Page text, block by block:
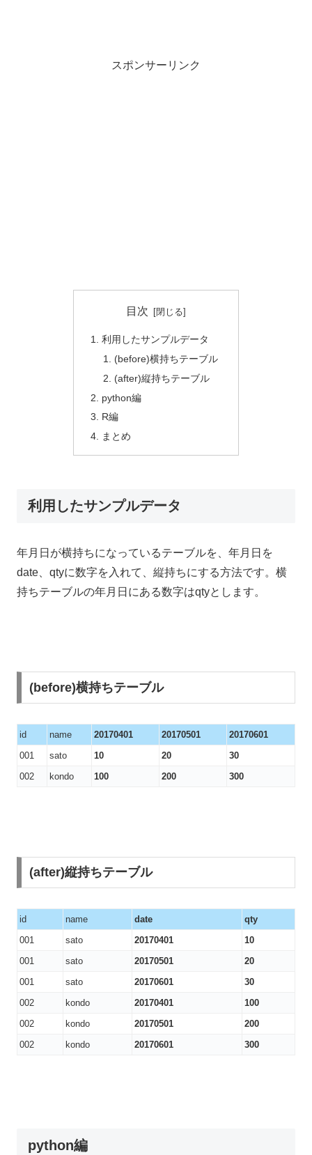
スポンサーリンク
目次
利用したサンプルデータ
(before)横持ちテーブル
(after)縦持ちテーブル
python編
R編
まとめ
利用したサンプルデータ
年月日が横持ちになっているテーブルを、年月日を
date、qtyに数字を入れて、縦持ちにする方法です。横
持ちテーブルの年月日にある数字はqtyとします。
(before)横持ちテーブル
id name 20170401 20170501
20170601
001
sato 10 20
30
002
kondo 100 200 300
(after)縦持ちテーブル
id name date
qty
001
sato 20170401
10
001
sato 20170501
20
001
sato 20170601
30
002
kondo 20170401
100
002
kondo 20170501
200
002
kondo 20170601 300
python編